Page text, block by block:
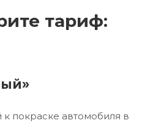
тариф:
к покраске автомобиля в